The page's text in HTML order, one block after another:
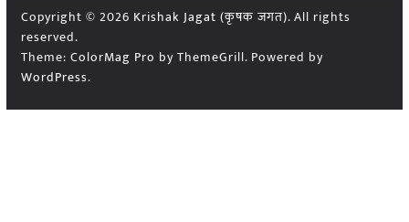
Copyright © 2026 Krishak Jagat (कृषक जगत). All rights
reserved.
Theme: ColorMag Pro by ThemeGrill. Powered by
WordPress.